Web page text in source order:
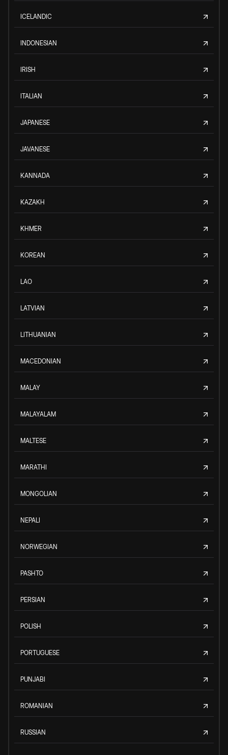
ICELANDIC
INDONESIAN
IRISH
ITALIAN
JAPANESE
JAVANESE
KANNADA
KAZAKH
KHMER
KOREAN
LAO
LATVIAN
LITHUANIAN
MACEDONIAN
MALAY
MALAYALAM
MALTESE
MARATHI
MONGOLIAN
NEPALI
NORWEGIAN
PASHTO
PERSIAN
POLISH
PORTUGUESE
PUNJABI
ROMANIAN
RUSSIAN